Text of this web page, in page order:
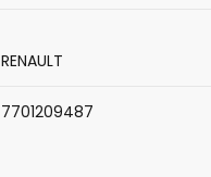
RENAULT
7701209487